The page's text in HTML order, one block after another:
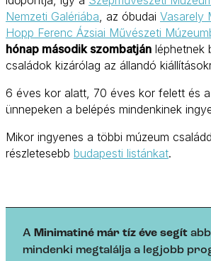
Nemzeti Galériába, az óbudai Vasarely
Hopp Ferenc Ázsiai Művészeti
hónap második szombatján léphetnek
családok kizárólag az állandó
6 éves kor alatt, 70 éves kor felett és
ünnepeken a belépés mindenkinek
Mikor ingyenes a többi múzeum
részletesebb budapesti listánkat.
A Minimatiné már tíz éve segít
mindenki megtalálja a legjobb